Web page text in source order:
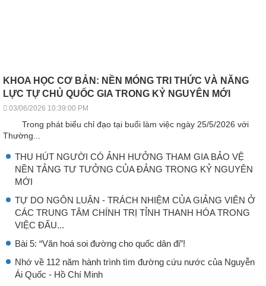
KHOA HỌC CƠ BẢN: NỀN MÓNG TRI THỨC VÀ NĂNG
LỰC TỰ CHỦ QUỐC GIA TRONG KỶ NGUYÊN MỚI
03/06/2026 10:39:00 PM
Trong phát biểu chỉ đạo tại buổi làm việc ngày 25/5/2026 với
Thường...
THU HÚT NGƯỜI CÓ ẢNH HƯỞNG THAM GIA BẢO VỆ
NỀN TẢNG TƯ TƯỞNG CỦA ĐẢNG TRONG KỶ NGUYÊN
MỚI
TỰ DO NGÔN LUẬN - TRÁCH NHIỆM CỦA GIẢNG VIÊN Ở
CÁC TRUNG TÂM CHÍNH TRỊ TỈNH THANH HÓA TRONG
VIỆC ĐẤU...
Bài 5: “Văn hoá soi đường cho quốc dân đi”!
Nhớ về 112 năm hành trình tìm đường cứu nước của Nguyễn
Ái Quốc - Hồ Chí Minh